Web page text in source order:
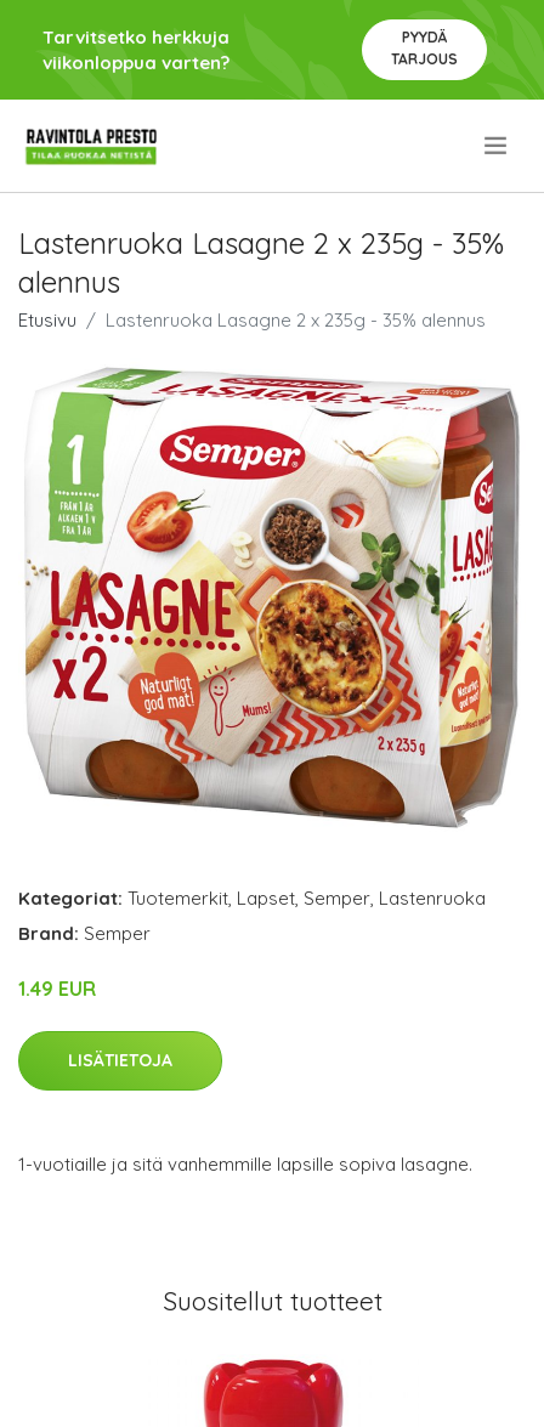
Tarvitsetko herkkuja
viikonloppua varten?
PYYDÄ
TARJOUS
Lastenruoka Lasagne 2 x 235g - 35%
alennus
Etusivu Lastenruoka Lasagne 2 x 235g - 35% alennus
Kategoriat: Tuotemerkit, Lapset, Semper, Lastenruoka
Brand: Semper
1.49 EUR
LISÄTIETOJA
1-vuotiaille ja sitä vanhemmille lapsille sopiva lasagne.
Suositellut tuotteet